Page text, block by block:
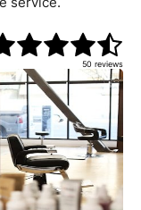
50 reviews